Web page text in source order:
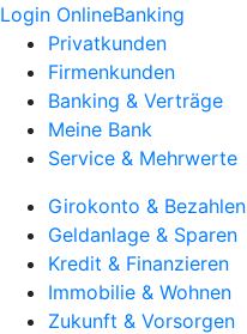
Login OnlineBanking
Privatkunden
Firmenkunden
Banking & Verträge
Meine Bank
Service & Mehrwerte
Girokonto & Bezahlen
Geldanlage & Sparen
Kredit & Finanzieren
Immobilie & Wohnen
Zukunft & Vorsorgen